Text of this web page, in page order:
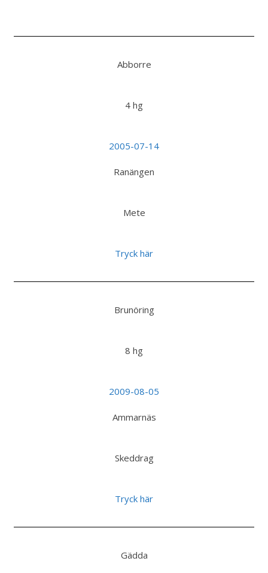
Abborre
4 hg
2005-07-14
Ranängen
Mete
Tryck här
Brunöring
8 hg
2009-08-05
Ammarnäs
Skeddrag
Tryck här
Gädda